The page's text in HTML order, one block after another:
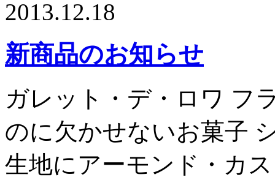
2013.12.18
新商品のお知らせ
ガレット・デ・ロワ フ
のに欠かせないお菓子
生地にアーモンド・カ